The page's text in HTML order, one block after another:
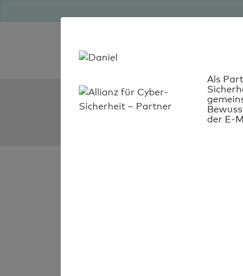
SPF Check:
darss-fasten-
Als
der E-